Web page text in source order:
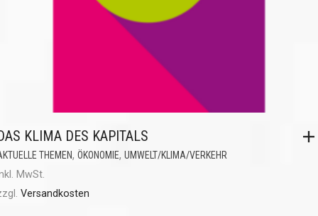
KLIMA DES KAPITALS
THEMEN, ÖKONOMIE, UMWELT/KLIMA/VERKEHR
MwSt.
Versandkosten